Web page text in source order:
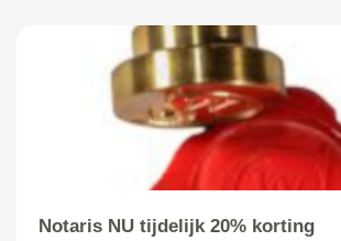
Notaris NU tijdelijk 20% korting